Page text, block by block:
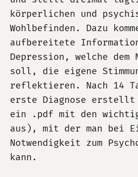
körperlichen und
Wohlbefinden. Dazu
aufbereitete
Depression, welche
soll, die eigene
reflektieren. Nach 14
erste Diagnose
ein .pdf mit den
aus), mit der man bei
Notwendigkeit zum
kann.